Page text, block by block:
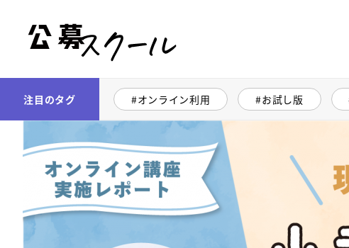
公募スクール
注目のタグ オンライン利用 お試し版